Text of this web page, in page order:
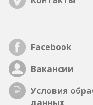
Facebook
Вакансии
Условия
данных